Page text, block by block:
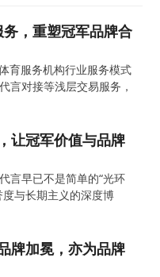
，重塑冠军品牌合
育服务机构行业服务模式
言对接等浅层交易服务，
让冠军价值与品牌
言早已不是简单的“光环
与长期主义的深度博
牌加冕，亦为品牌